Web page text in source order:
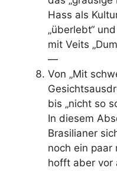
Hass als
„überlebt“
mit Veits
—
Von „Mit
bis „nicht so
In diesem
Brasilianer
noch ein paar
hofft aber vor